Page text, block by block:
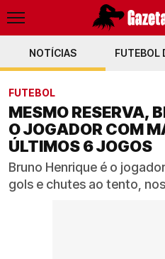
NOTÍCIAS FUTEBOL
FUTEBOL
MESMO RESERVA,
O JOGADOR COM
ÚLTIMOS 6 JOGOS
Bruno Henrique é o
gols e chutes ao tento,